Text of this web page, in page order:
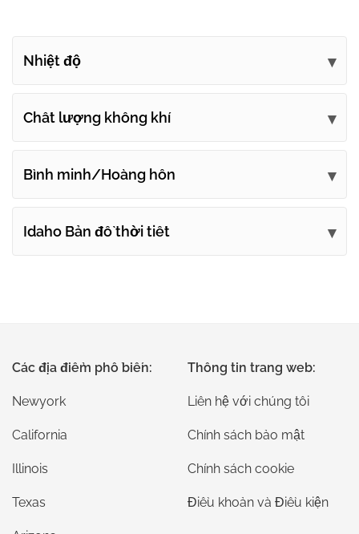
Nhiệt độ
Chất lượng không khí
Bình minh/Hoàng hôn
Idaho Bản đồ thời tiết
Các địa điểm phổ biến:
Newyork
California
Illinois
Texas
Thông tin trang web:
Liên hệ với chúng tôi
Chính sách bảo mật
Chính sách cookie
Điều khoản và Điều kiện